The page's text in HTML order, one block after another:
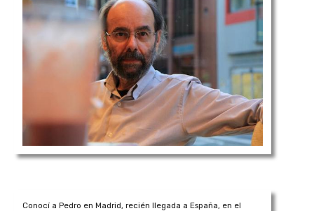
Conocí a Pedro en Madrid, recién llegada a España, en el